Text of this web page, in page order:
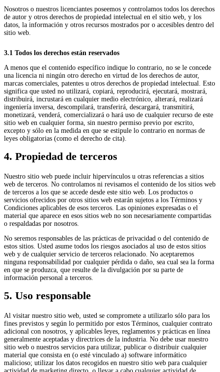
Nosotros o nuestros licenciantes poseemos y controlamos todos los derechos
de autor y otros derechos de propiedad intelectual en el sitio web, y los
datos, la información y otros recursos mostrados por o accesibles dentro del
sitio web.
3.1 Todos los derechos están reservados
A menos que el contenido específico indique lo contrario, no se le concede
una licencia ni ningún otro derecho en virtud de los derechos de autor,
marcas comerciales, patentes u otros derechos de propiedad intelectual. Esto
significa que usted no utilizará, copiará, reproducirá, ejecutará, mostrará,
distribuirá, incrustará en cualquier medio electrónico, alterará, realizará
ingeniería inversa, descompilará, transferirá, descargará, transmitirá,
monetizará, venderá, comercializará o hará uso de cualquier recurso de este
sitio web en cualquier forma, sin nuestro permiso previo por escrito,
excepto y sólo en la medida en que se estipule lo contrario en normas de
leyes obligatorias (como el derecho de cita).
4. Propiedad de terceros
Nuestro sitio web puede incluir hipervínculos u otras referencias a sitios
web de terceros. No controlamos ni revisamos el contenido de los sitios web
de terceros a los que se accede desde este sitio web. Los productos o
servicios ofrecidos por otros sitios web estarán sujetos a los Términos y
Condiciones aplicables de esos terceros. Las opiniones expresadas o el
material que aparece en esos sitios web no son necesariamente compartidas
o respaldadas por nosotros.
No seremos responsables de las prácticas de privacidad o del contenido de
estos sitios. Usted asume todos los riesgos asociados al uso de estos sitios
web y de cualquier servicio de terceros relacionado. No aceptaremos
ninguna responsabilidad por cualquier pérdida o daño, sea cual sea la forma
en que se produzca, que resulte de la divulgación por su parte de
información personal a terceros.
5. Uso responsable
Al visitar nuestro sitio web, usted se compromete a utilizarlo sólo para los
fines previstos y según lo permitido por estos Términos, cualquier contrato
adicional con nosotros, y aplicables leyes, reglamentos y prácticas en línea
generalmente aceptadas y directrices de la industria. No debe usar nuestro
sitio web o nuestros servicios para utilizar, publicar o distribuir cualquier
material que consista en (o esté vinculado a) software informático
malicioso; utilizar los datos recogidos en nuestro sitio web para cualquier